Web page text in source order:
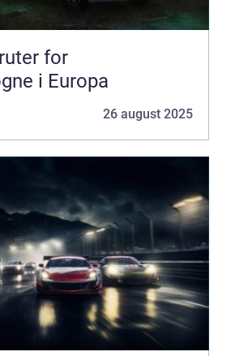
for
i Europa
26 august 2025